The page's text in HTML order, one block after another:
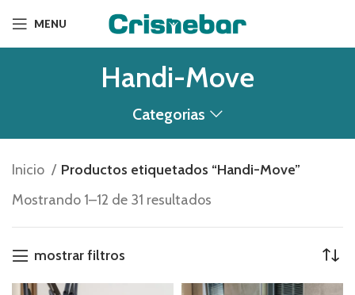
MENU
Handi-Move
Categorias
Inicio
Productos etiquetados “Handi-Move”
Mostrando 1–12 de 31 resultados
mostrar filtros